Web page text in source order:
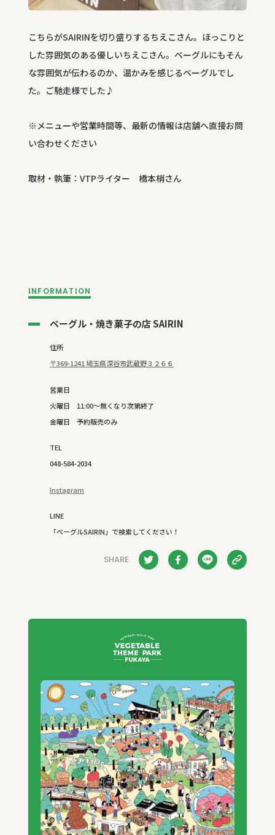
こちらがSAIRINを切り盛りするちえこさん。ほっこりと
した雰囲気のある優しいちえこさん。ベーグルにもそん
な雰囲気が伝わるのか、温かみを感じるベーグルでし
た。ご馳走様でした♪
※メニューや営業時間等、最新の情報は店舗へ直接お問
い合わせください
取材・執筆：VTPライター 橋本梢さん
INFORMATION
ベーグル・焼き菓子の店 SAIRIN
住所
〒369-1241 埼玉県深谷市武蔵野３２６６
営業日
火曜日 11:00～無くなり次第終了
金曜日 予約販売のみ
TEL
048-584-2034
Instagram
LINE
「ベーグルSAIRIN」で検索してください！
SHARE